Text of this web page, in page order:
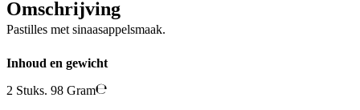
Omschrijving
Pastilles met sinaasappelsmaak.
Inhoud en gewicht
2 Stuks. 98 Gram